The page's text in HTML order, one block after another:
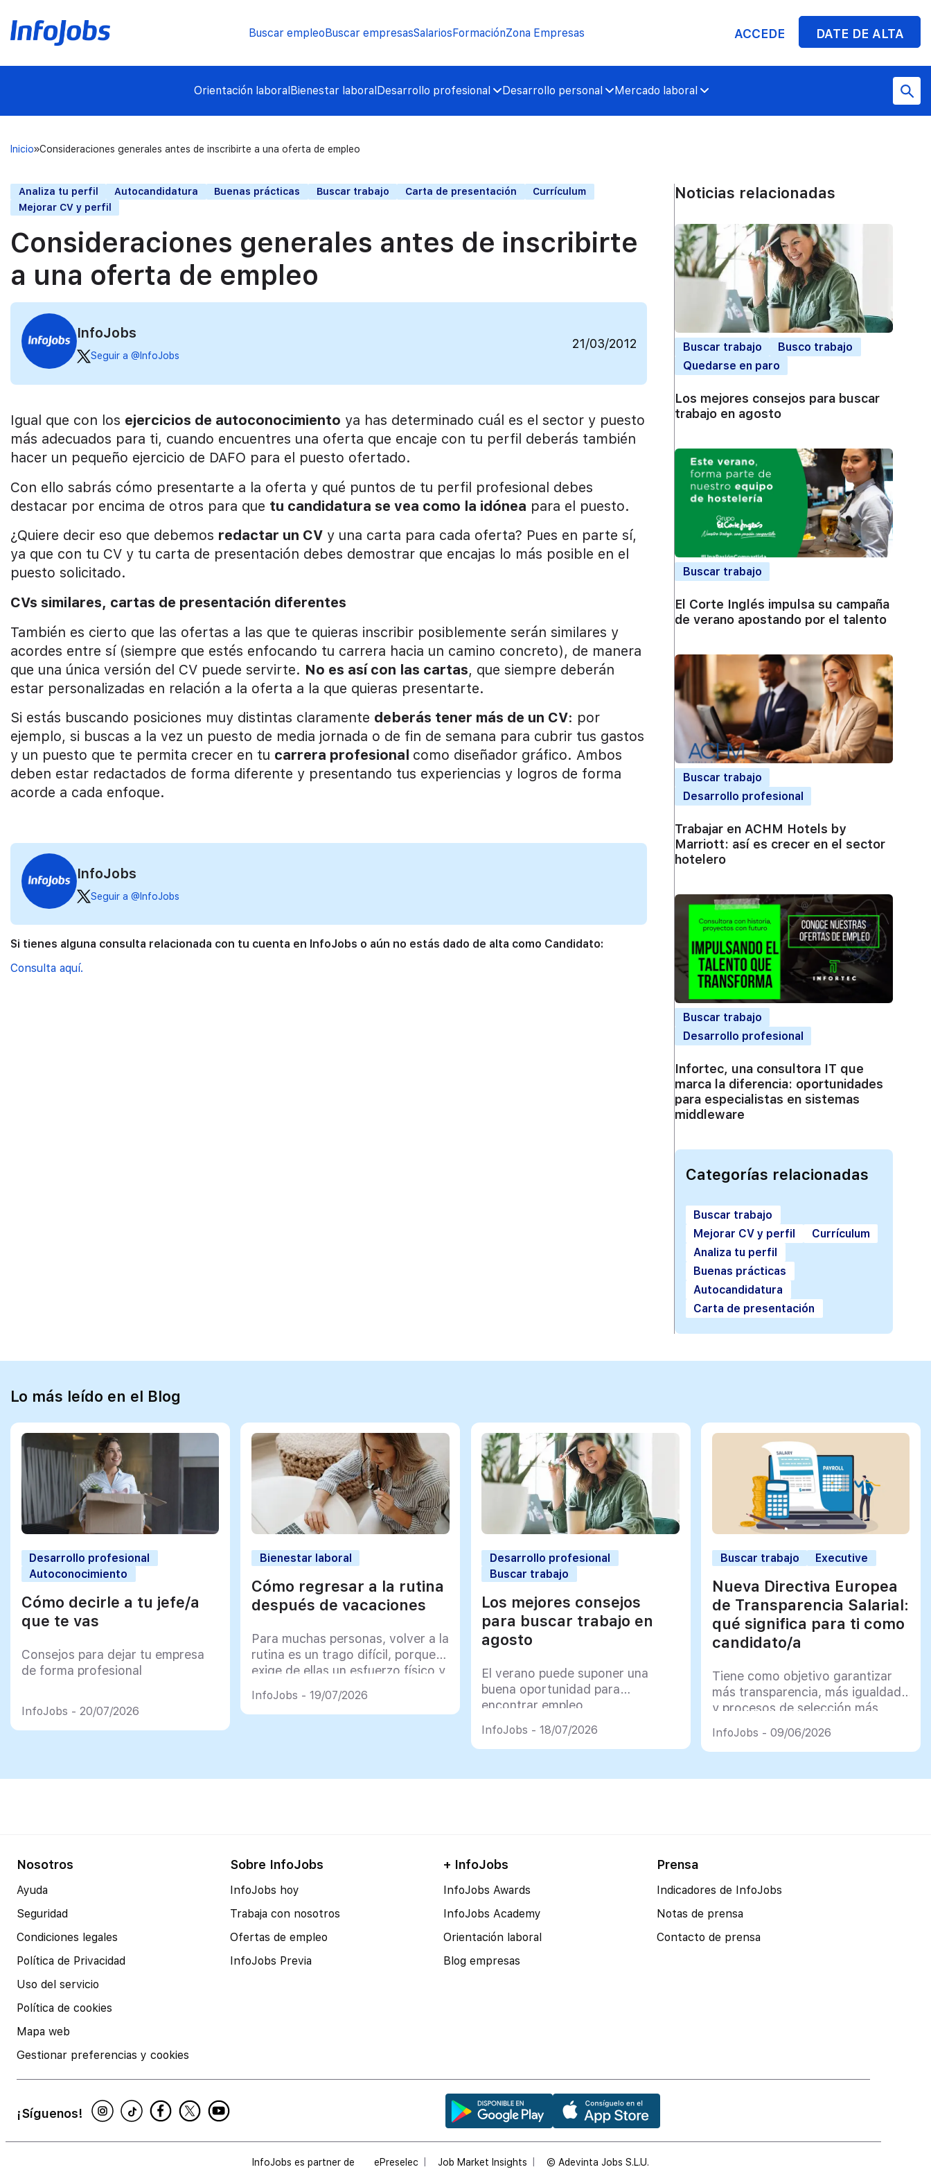
Buscar empleoBuscar empresasSalariosFormaciónZona Empresas ACCEDE DATE DE ALTA
Orientación laboralBienestar laboralDesarrollo profesional Desarrollo personal Mercado laboral
Inicio Consideraciones generales antes de inscribirte a una oferta de empleo
Analiza tu perfil Autocandidatura Buenas prácticas Buscar trabajo Carta de presentación
Currículum
Mejorar CV y perfil
Consideraciones generales antes de inscribirte
a una oferta de empleo
InfoJobs
Seguir a @InfoJobs
21/03/2012
Igual que con los ejercicios de autoconocimiento ya has determinado cuál es el sector y puesto
más adecuados para ti, cuando encuentres una oferta que encaje con tu perfil deberás también
hacer un pequeño ejercicio de DAFO para el puesto ofertado.
Con ello sabrás cómo presentarte a la oferta y qué puntos de tu perfil profesional debes
destacar por encima de otros para que tu candidatura se vea como la idónea para el puesto.
¿Quiere decir eso que debemos redactar un CV y una carta para cada oferta? Pues en parte sí,
ya que con tu CV y tu carta de presentación debes demostrar que encajas lo más posible en el
puesto solicitado.
CVs similares, cartas de presentación diferentes
También es cierto que las ofertas a las que te quieras inscribir posiblemente serán similares y
acordes entre sí (siempre que estés enfocando tu carrera hacia un camino concreto), de manera
que una única versión del CV puede servirte. No es así con las cartas, que siempre deberán
estar personalizadas en relación a la oferta a la que quieras presentarte.
Si estás buscando posiciones muy distintas claramente deberás tener más de un CV: por
ejemplo, si buscas a la vez un puesto de media jornada o de fin de semana para cubrir tus gastos
y un puesto que te permita crecer en tu carrera profesional como diseñador gráfico. Ambos
deben estar redactados de forma diferente y presentando tus experiencias y logros de forma
acorde a cada enfoque.
InfoJobs
Seguir a @InfoJobs
Si tienes alguna consulta relacionada con tu cuenta en InfoJobs o aún no estás dado de alta como Candidato:
Consulta aquí.
Noticias relacionadas
Buscar trabajo
Busco trabajo
Quedarse en paro
Los mejores consejos para buscar
trabajo en agosto
Buscar trabajo
El Corte Inglés impulsa su campaña
de verano apostando por el talento
Buscar trabajo
Desarrollo profesional
Trabajar en ACHM Hotels by
Marriott: así es crecer en el sector
hotelero
Buscar trabajo
Desarrollo profesional
Infortec, una consultora IT que
marca la diferencia: oportunidades
para especialistas en sistemas
middleware
Categorías relacionadas
Buscar trabajo
Mejorar CV y perfil
Currículum
Analiza tu perfil
Buenas prácticas
Autocandidatura
Carta de presentación
Lo más leído en el Blog
Desarrollo profesional
Autoconocimiento
Cómo decirle a tu jefe/a
que te vas
Consejos para dejar tu empresa
de forma profesional
InfoJobs - 20/07/2026
Bienestar laboral
Cómo regresar a la rutina
después de vacaciones
Para muchas personas, volver a la
rutina es un trago difícil, porque
exige de ellas un esfuerzo físico y
InfoJobs - 19/07/2026
Desarrollo profesional
Buscar trabajo
Los mejores consejos
para buscar trabajo en
agosto
El verano puede suponer una
buena oportunidad para
encontrar empleo
InfoJobs - 18/07/2026
Buscar trabajo Executive
Nueva Directiva Europea
de Transparencia Salarial:
qué significa para ti como
candidato/a
Tiene como objetivo garantizar
más transparencia, más igualdad
y procesos de selección más
InfoJobs - 09/06/2026
Nosotros
Ayuda
Seguridad
Condiciones legales
Política de Privacidad
Uso del servicio
Política de cookies
Mapa web
Gestionar preferencias y cookies
Sobre InfoJobs
InfoJobs hoy
Trabaja con nosotros
Ofertas de empleo
InfoJobs Previa
+ InfoJobs
InfoJobs Awards
InfoJobs Academy
Orientación laboral
Blog empresas
Prensa
Indicadores de InfoJobs
Notas de prensa
Contacto de prensa
¡Síguenos!
InfoJobs es partner de ePreselec Job Market Insights © Adevinta Jobs S.L.U.